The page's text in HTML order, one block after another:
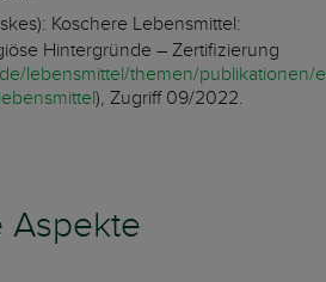
Koschere Lebensmittel:
Hintergründe – Zertifizierung
lebensmittel/themen/publikationen/
), Zugriff 09/2022.
Aspekte